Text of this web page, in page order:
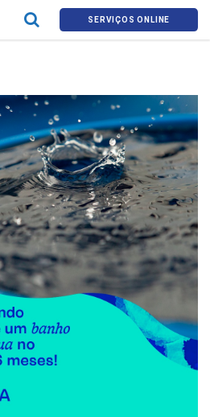
SERVIÇOS ONLINE